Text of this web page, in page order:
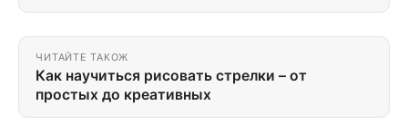
ЧИТАЙТЕ ТАКОЖ
Как научиться рисовать стрелки – от
простых до креативных